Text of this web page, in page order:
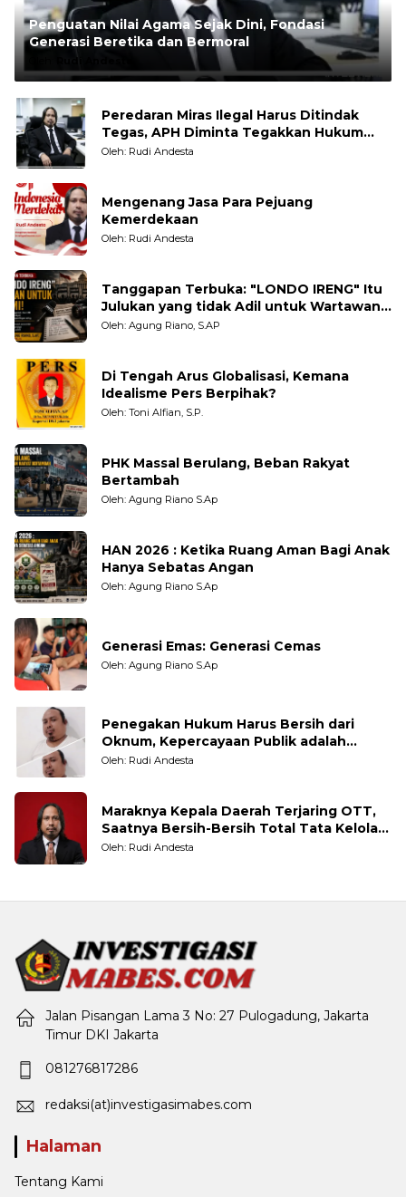
Penguatan Nilai Agama Sejak Dini, Fondasi
Generasi Beretika dan Bermoral
Rudi Andesta
Peredaran Miras Ilegal Harus Ditindak
Tegas, APH Diminta Tegakkan Hukum
Tanpa Pandang Bulu
Oleh: Rudi Andesta
Mengenang Jasa Para Pejuang
Kemerdekaan
Oleh: Rudi Andesta
Tanggapan Terbuka: "LONDO IRENG" Itu
Julukan yang tidak Adil untuk Wartawan,
Pengamat dan LSM
Oleh: Agung Riano, S.AP
Di Tengah Arus Globalisasi, Kemana
Idealisme Pers Berpihak?
Oleh: Toni Alfian, S.P.
PHK Massal Berulang, Beban Rakyat
Bertambah
Oleh: Agung Riano S.Ap
HAN 2026 : Ketika Ruang Aman Bagi Anak
Hanya Sebatas Angan
Oleh: Agung Riano S.Ap
Generasi Emas: Generasi Cemas
Oleh: Agung Riano S.Ap
Penegakan Hukum Harus Bersih dari
Oknum, Kepercayaan Publik adalah
Taruhannya
Oleh: Rudi Andesta
Maraknya Kepala Daerah Terjaring OTT,
Saatnya Bersih-Bersih Total Tata Kelola
Pemerintahan
Oleh: Rudi Andesta
Jalan Pisangan Lama 3 No: 27 Pulogadung, Jakarta
Timur DKI Jakarta
081276817286
redaksi(at)investigasimabes.com
Halaman
Tentang Kami